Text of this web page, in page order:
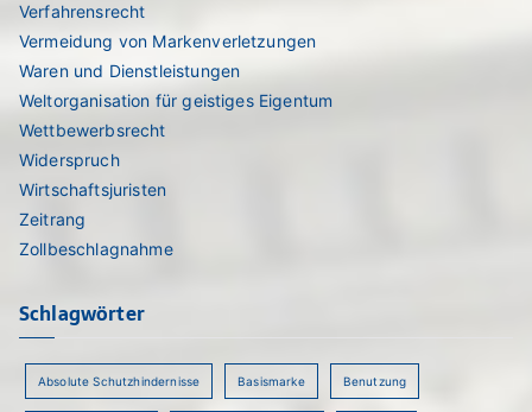
Verfahrensrecht
Vermeidung von Markenverletzungen
Waren und Dienstleistungen
Weltorganisation für geistiges Eigentum
Wettbewerbsrecht
Widerspruch
Wirtschaftsjuristen
Zeitrang
Zollbeschlagnahme
Schlagwörter
Absolute Schutzhindernisse Basismarke Benutzung